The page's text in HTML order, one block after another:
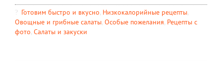
Готовим быстро и вкусно, Низкокалорийные рецепты,
Овощные и грибные салаты, Особые пожелания, Рецепты c
фото, Салаты и закуски